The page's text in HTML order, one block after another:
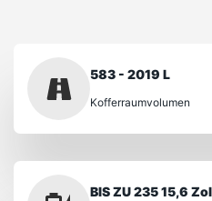
583 - 2019 L
Kofferraumvolumen
BIS ZU 235 15,6